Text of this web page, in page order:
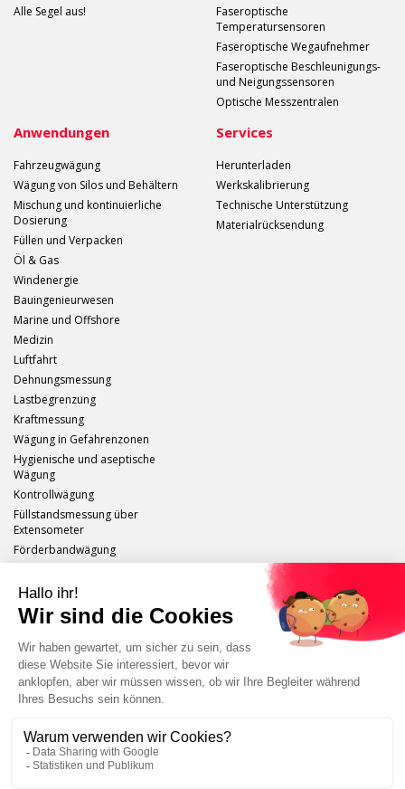
Alle Segel aus!
Faseroptische
Temperatursensoren
Faseroptische Wegaufnehmer
Faseroptische Beschleunigungs-
und Neigungssensoren
Optische Messzentralen
Anwendungen
Fahrzeugwägung
Wägung von Silos und Behältern
Mischung und kontinuierliche
Dosierung
Füllen und Verpacken
Öl & Gas
Windenergie
Bauingenieurwesen
Marine und Offshore
Medizin
Luftfahrt
Dehnungsmessung
Lastbegrenzung
Kraftmessung
Wägung in Gefahrenzonen
Hygienische und aseptische
Wägung
Kontrollwägung
Füllstandsmessung über
Extensometer
Förderbandwägung
Services
Herunterladen
Werkskalibrierung
Technische Unterstützung
Materialrücksendung
Scaime
Impressum
Sitemap Schutz persönlicher Daten